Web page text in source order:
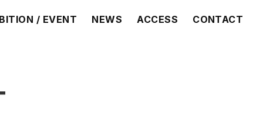
/ EVENT NEWS ACCESS CONTACT